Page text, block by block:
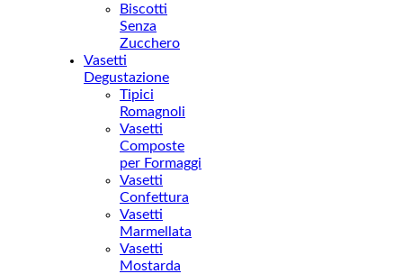
Biscotti
Senza
Zucchero
Vasetti
Degustazione
Tipici
Romagnoli
Vasetti
Composte
per Formaggi
Vasetti
Confettura
Vasetti
Marmellata
Vasetti
Mostarda